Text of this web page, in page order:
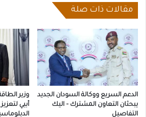
مقالات ذات صلة
الدعم السريع ووكالة السودان الجديد
يبحثان التعاون المشترك – اليك
التفاصيل
وزير
أبيي